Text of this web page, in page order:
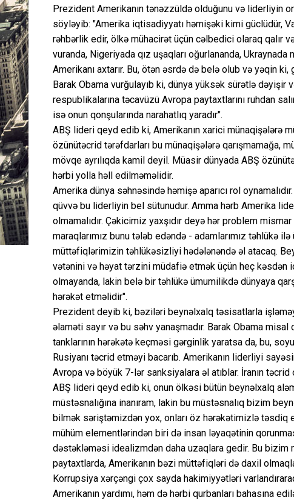
Prezident Amerikanın tənəzzüldə olduğunu və liderliyin
söyləyib: "Amerika iqtisadiyyatı həmişəki kimi güclüdür,
rəhbərlik edir, ölkə mühacirət üçün cəlbedici olaraq qalır
vuranda, Nigeriyada qız uşaqları oğurlananda,
Amerikanı axtarır. Bu, ötən əsrdə də belə olub və yəqin
Barak Obama vurğulayıb ki, dünya yüksək sürətlə
respublikalarına təcavüzü Avropa paytaxtlarını ruhdan
isə onun qonşularında narahatlıq yaradır".
ABŞ lideri qeyd edib ki, Amerikanın xarici münaqişələrə
özünütəcrid tərəfdarları bu münaqişələrə qarışmamağa,
mövqe ayrılıqda kamil deyil. Müasir dünyada ABŞ
hərbi yolla həll edilməməlidir.
Amerika dünya səhnəsində həmişə aparıcı rol
qüvvə bu liderliyin bel sütunudur. Amma hərb Amerika
olmamalıdır. Çəkicimiz yaxşıdır deyə hər problem
maraqlarımız bunu tələb edəndə - adamlarımız təhlükə
müttəfiqlərimizin təhlükəsizliyi hədələnəndə əl atacaq.
vətənini və həyat tərzini müdafiə etmək üçün heç kəsdən
olmayanda, lakin belə bir təhlükə ümumilikdə dünyaya
hərəkət etməlidir".
Prezident deyib ki, bəziləri beynəlxalq təsisatlarla
əlaməti sayır və bu səhv yanaşmadır. Barak Obama
tanklarının hərəkətə keçməsi gərginlik yaratsa da, bu,
Rusiyanı təcrid etməyi bacarıb. Amerikanın liderliyi
Avropa və böyük 7-lər sanksiyalara əl atıblar. İranın
ABŞ lideri qeyd edib ki, onun ölkəsi bütün beynəlxalq
müstəsnalığına inanıram, lakin bu müstəsnalıq bizim
bilmək səriştəmizdən yox, onları öz hərəkətimizlə təsdiq
mühüm elementlərindən biri də insan ləyaqətinin
dəstəkləməsi idealizmdən daha uzaqlara gedir. Bu
paytaxtlarda, Amerikanın bəzi müttəfiqləri də daxil
Korrupsiya xərçəngi çox sayda hakimiyyətləri
Amerikanın yardımı, həm də hərbi qurbanları bahasına